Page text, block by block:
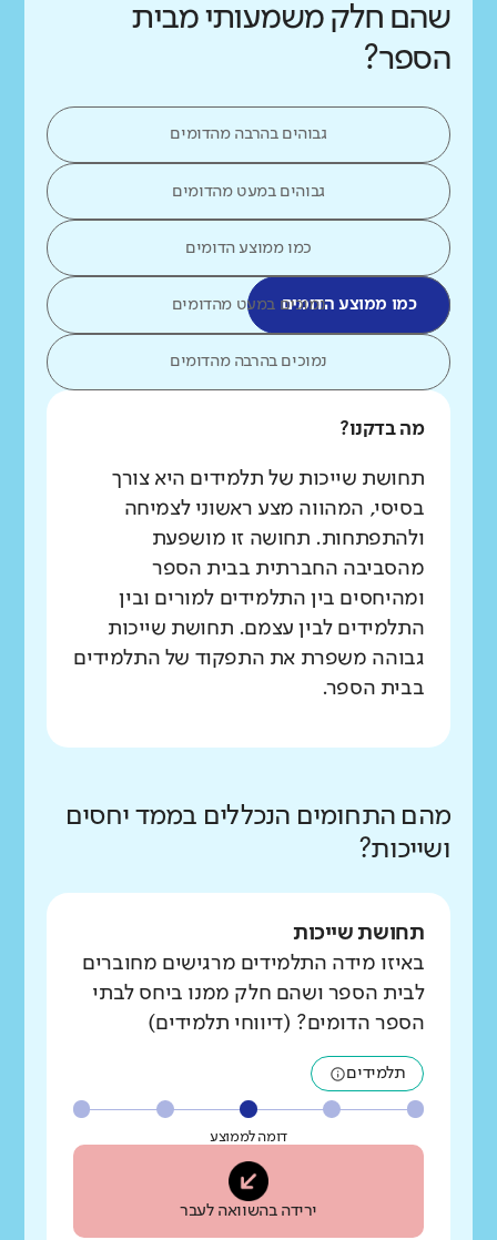
שהם חלק משמעותי מבית
הספר?
גבוהים בהרבה מהדומים
גבוהים במעט מהדומים
כמו ממוצע הדומים
כמו ממוצע הדומיםנמוכים במעט מהדומים
נמוכים בהרבה מהדומים
מה בדקנו?
תחושת שייכות של תלמידים היא צורך
בסיסי, המהווה מצע ראשוני לצמיחה
ולהתפתחות. תחושה זו מושפעת
מהסביבה החברתית בבית הספר
ומהיחסים בין התלמידים למורים ובין
התלמידים לבין עצמם. תחושת שייכות
גבוהה משפרת את התפקוד של התלמידים
בבית הספר.
מהם התחומים הנכללים בממד יחסים
ושייכות?
תחושת שייכות
באיזו מידה התלמידים מרגישים מחוברים
לבית הספר ושהם חלק ממנו ביחס לבתי
הספר הדומים? (דיווחי תלמידים)
תלמידים
דומה לממוצע
ירידה בהשוואה לעבר